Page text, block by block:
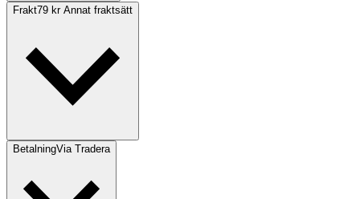
Frakt79 kr Annat fraktsätt
BetalningVia Tradera